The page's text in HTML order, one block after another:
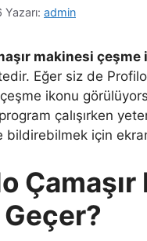
Yazarı: admin
makinesi çeşme
Eğer siz de
ikonu
çalışırken
bildirebilmek için
Geçer?